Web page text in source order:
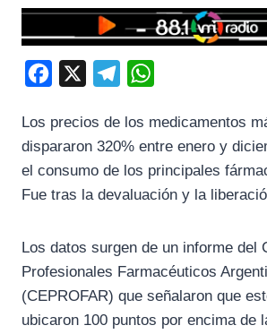
c
e
b
e
g
a
t
s
Los precios de los medicamentos
dispararon 320% entre enero y
el consumo de los principales
Fue tras la devaluación y la
Los datos surgen de un informe del
Profesionales Farmacéuticos
(CEPROFAR) que señalaron que
ubicaron 100 puntos por encima de